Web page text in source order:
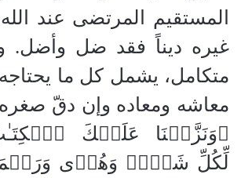
المستقيم المرتضى عند
غيره ديناً فقد ضل وأضل.
متكامل، يشمل كل ما
معاشه ومعاده وإن دقّ
﴿وَنَزَّلۡنَا عَلَیۡكَ
لِّكُلِّ شَیۡءࣲ وَهُدࣰى